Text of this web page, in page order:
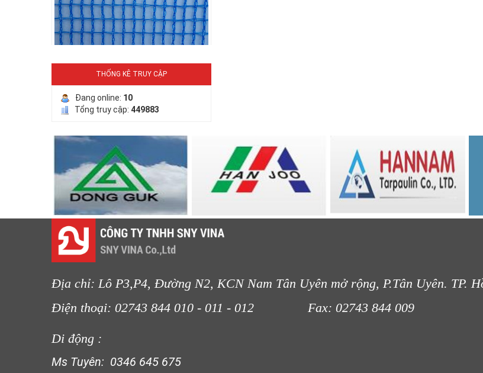
LƯỚI NUÔI TRỒNG HẢI SẢN
LƯỚI CHẮN GIÓ
THỐNG KÊ TRUY CẬP
Đang online: 10
Tổng truy cập: 449883
Địa chỉ: Lô P3,P4, Đường N2, KCN Nam Tân Uyên mở rộng, P.Tân Uyên. TP.
Điện thoại: 02743 844 010 - 011 - 012
Fax: 02743 844 009
Di động :
Ms Tuyên: 0346 645 675